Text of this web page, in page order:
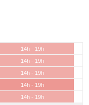
14h - 19h
14h - 19h
14h - 19h
14h - 19h
14h - 19h